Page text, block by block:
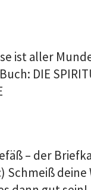
ist aller
DIE
– der
Schmeiß deine